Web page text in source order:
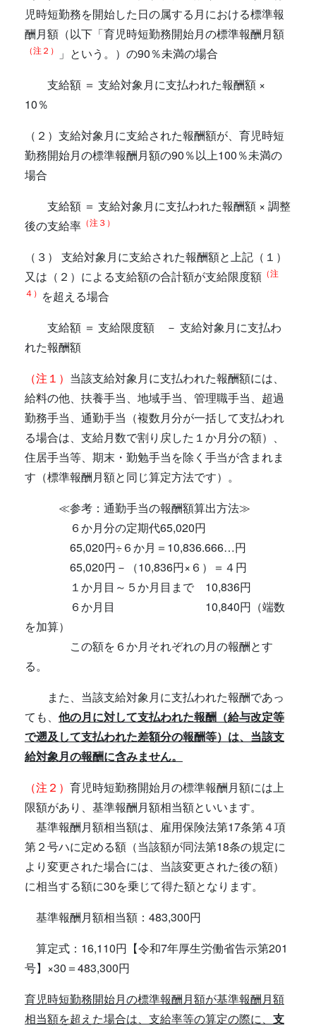
児時短勤務を開始した日の属する月における標準報
酬月額（以下「育児時短勤務開始月の標準報酬月額
（注２）
」という。）の90％未満の場合
支給額 ＝ 支給対象月に支払われた報酬額 ×
10％
（２）支給対象月に支給された報酬額が、育児時短
勤務開始月の標準報酬月額の90％以上100％未満の
場合
支給額 ＝ 支給対象月に支払われた報酬額 × 調整
後の支給率 （注３）
（３） 支給対象月に支給された報酬額と上記（１）
又は（２）による支給額の合計額が支給限度額 （注
４） を超える場合
支給額 ＝ 支給限度額 － 支給対象月に支払わ
れた報酬額
（注１） 当該支給対象月に支払われた報酬額には、
給料の他、扶養手当、地域手当、管理職手当、超過
勤務手当、通勤手当（複数月分が一括して支払われ
る場合は、支給月数で割り戻した１か月分の額）、
住居手当等、期末・勤勉手当を除く手当が含まれま
す（標準報酬月額と同じ算定方法です）。
≪参考：通勤手当の報酬額算出方法≫
６か月分の定期代65,020円
65,020円÷６か月＝10,836.666…円
65,020円－（10,836円×６）＝４円
１か月目～５か月目まで 10,836円
６か月目 10,840円（端数
を加算）
この額を６か月それぞれの月の報酬とす
る。
また、当該支給対象月に支払われた報酬であっ
ても、 他の月に対して支払われた報酬（給与改定等
で遡及して支払われた差額分の報酬等）は、当該支
給対象月の報酬に含みません。
（注２） 育児時短勤務開始月の標準報酬月額には上
限額があり、基準報酬月額相当額といいます。
基準報酬月額相当額は、雇用保険法第17条第４項
第２号ハに定める額（当該額が同法第18条の規定に
より変更された場合には、当該変更された後の額）
に相当する額に30を乗じて得た額となります。
基準報酬月額相当額：483,300円
算定式：16,110円【令和7年厚生労働省告示第201
号】×30＝483,300円
育児時短勤務開始月の標準報酬月額が基準報酬月額
相当額を超えた場合は、支給率等の算定の際に、 支